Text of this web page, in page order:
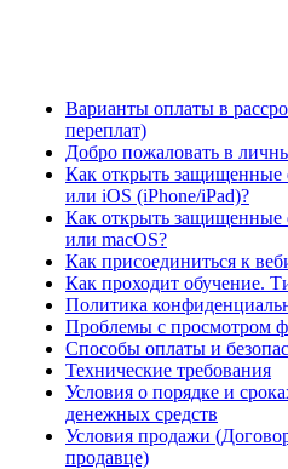
Варианты оплаты в
переплат)
Добро пожаловать в
Как открыть
или iOS (iPhone/iPad)?
Как открыть
или macOS?
Как присоединиться к
Как проходит обучение.
Политика
Проблемы с просмотром
Способы оплаты и
Технические требования
Условия о порядке и
денежных средств
Условия продажи
продавце)